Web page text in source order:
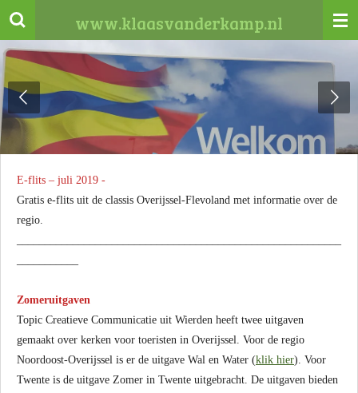
Ga
naar
hoofdinhoud
www.klaasvanderkamp.nl
E-flits – juli 2019 -
Gratis e-flits uit de classis Overijssel-Flevoland met informatie over de
regio.
Zomeruitgaven
Topic Creatieve Communicatie uit Wierden heeft twee uitgaven
gemaakt over kerken voor toeristen in Overijssel. Voor de regio
Noordoost-Overijssel is er de uitgave Wal en Water (klik hier). Voor
Twente is de uitgave Zomer in Twente uitgebracht. De uitgaven bieden